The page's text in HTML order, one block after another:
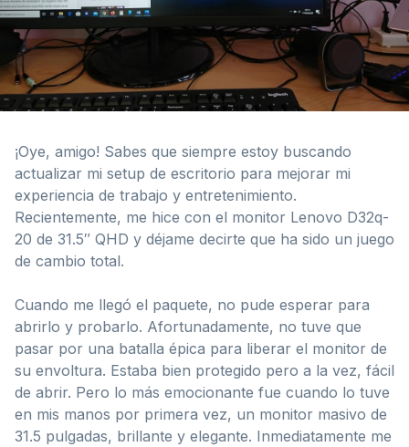
¡Oye, amigo! Sabes que siempre estoy buscando
actualizar mi setup de escritorio para mejorar mi
experiencia de trabajo y entretenimiento.
Recientemente, me hice con el monitor Lenovo D32q-
20 de 31.5″ QHD y déjame decirte que ha sido un juego
de cambio total.
Cuando me llegó el paquete, no pude esperar para
abrirlo y probarlo. Afortunadamente, no tuve que
pasar por una batalla épica para liberar el monitor de
su envoltura. Estaba bien protegido pero a la vez, fácil
de abrir. Pero lo más emocionante fue cuando lo tuve
en mis manos por primera vez, un monitor masivo de
31.5 pulgadas, brillante y elegante. Inmediatamente me